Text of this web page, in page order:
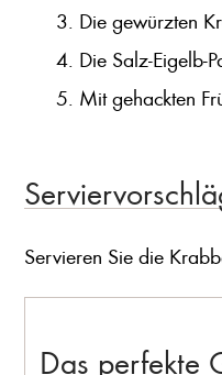
Die gewürzten
Die Salz-Eigelb-
Mit gehackten
Servieren Sie die
Das perfekte